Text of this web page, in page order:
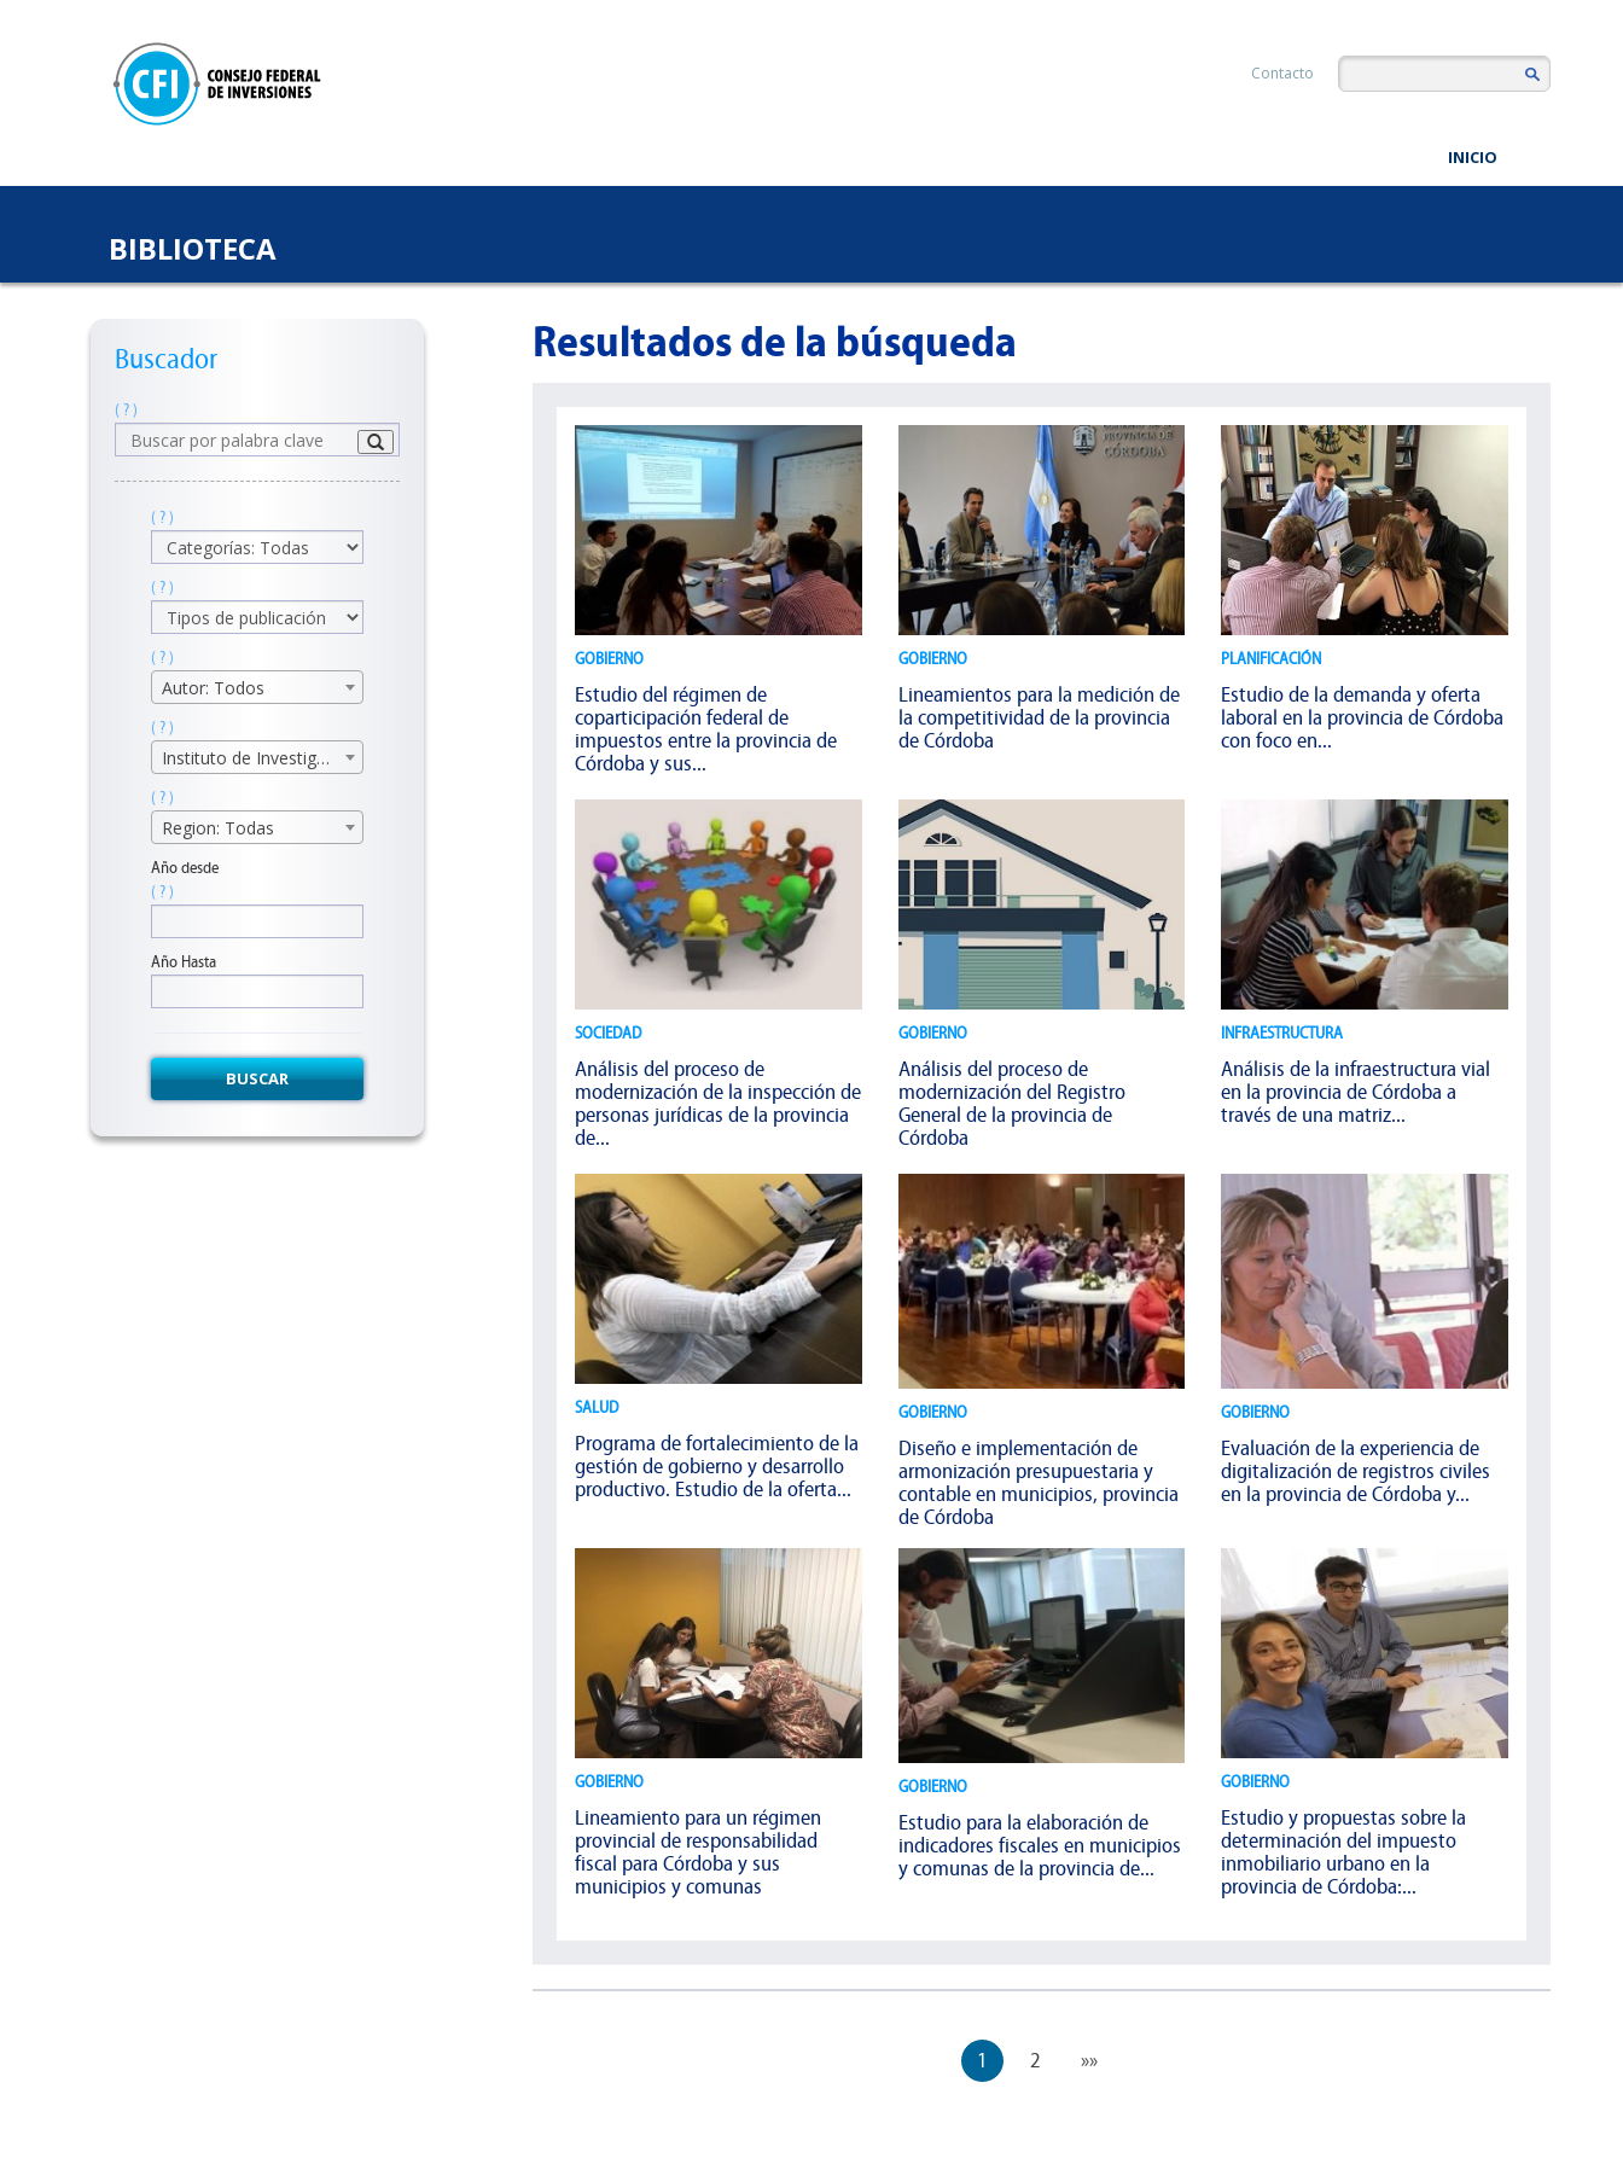
Contacto
INICIO
BIBLIOTECA
Buscador
( ? )
( ? )
( ? )
( ? )
Autor: Todos
( ? )
Instituto de Investigaciones Económicas
( ? )
Region: Todas
Año desde
( ? )
Año Hasta
BUSCAR
Resultados de la búsqueda
GOBIERNO
Estudio del régimen de
coparticipación federal de
impuestos entre la provincia de
Córdoba y sus...
GOBIERNO
Lineamientos para la medición de
la competitividad de la provincia
de Córdoba
PLANIFICACIÓN
Estudio de la demanda y oferta
laboral en la provincia de Córdoba
con foco en...
SOCIEDAD
Análisis del proceso de
modernización de la inspección de
personas jurídicas de la provincia
de...
GOBIERNO
Análisis del proceso de
modernización del Registro
General de la provincia de
Córdoba
INFRAESTRUCTURA
Análisis de la infraestructura vial
en la provincia de Córdoba a
través de una matriz...
SALUD
Programa de fortalecimiento de la
gestión de gobierno y desarrollo
productivo. Estudio de la oferta...
GOBIERNO
Diseño e implementación de
armonización presupuestaria y
contable en municipios, provincia
de Córdoba
GOBIERNO
Evaluación de la experiencia de
digitalización de registros civiles
en la provincia de Córdoba y...
GOBIERNO
Lineamiento para un régimen
provincial de responsabilidad
fiscal para Córdoba y sus
municipios y comunas
GOBIERNO
Estudio para la elaboración de
indicadores fiscales en municipios
y comunas de la provincia de...
GOBIERNO
Estudio y propuestas sobre la
determinación del impuesto
inmobiliario urbano en la
provincia de Córdoba:...
1 2 »»